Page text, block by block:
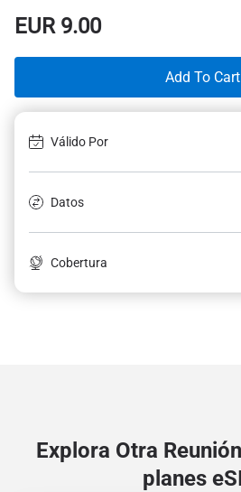
EUR9.00
Add To Cart
Válido Por
Datos
Cobertura
Explora Otra Reunión
planes